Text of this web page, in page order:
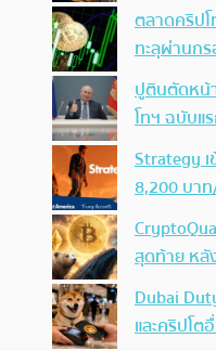
ตลาดคริป
ทะลุผ่านก
ปูตินตัดหน้
โทฯ ฉบับแ
Strategy
8,200 บา
สุดท้าย หลั
Dubai
และคริปโต